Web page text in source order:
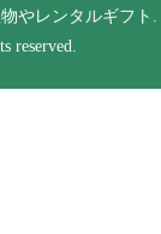
やレンタルギフト.
reserved.